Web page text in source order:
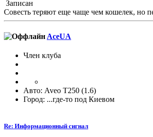
Записан
Совесть теряют еще чаще чем кошелек, но
AceUA
Член клуба
Авто: Aveo T250 (1.6)
Город: ...где-то под Киевом
Re: Информационный сигнал